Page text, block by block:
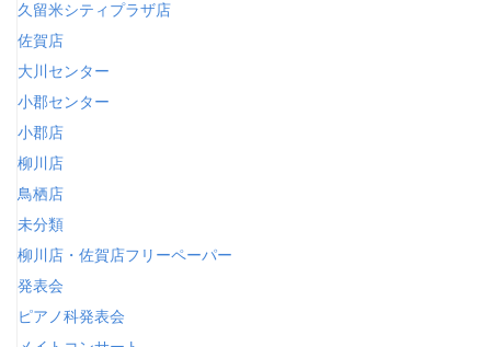
久留米シティプラザ店
佐賀店
大川センター
小郡センター
小郡店
柳川店
鳥栖店
未分類
柳川店・佐賀店フリーペーパー
発表会
ピアノ科発表会